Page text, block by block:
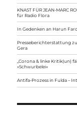
KNAST FÜR JEAN-MARC
für Radio Flora
In Gedenken an Harun
Presseberichterstattung
Gera
„Corona & linke Kritik(un)
»Schwurbelei«
Antifa-Prozess in Fulda –